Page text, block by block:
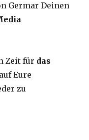
Germar Deinen
Zeit für das
Eure
zu